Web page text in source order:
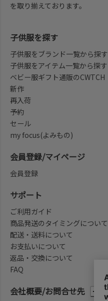
を取り揃えております。
会社概要/お問合せ先
子供服を探す
子供服をブランド一覧から探す
子供服をアイテム一覧から探す
ベビー服ギフト通販のCWTCH
新作
再入荷
予約
セール
my focus(よみもの)
会員登録/マイページ
会員登録
サポート
ご利用ガイド
商品発送のタイミングについて
配送・送料について
お支払いについて
返品・交換について
FAQ